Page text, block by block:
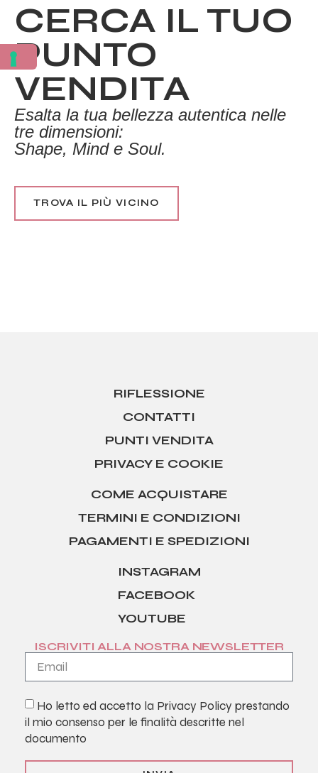
CERCA IL TUO
PUNTO
VENDITA
Esalta la tua bellezza autentica nelle
tre dimensioni:
Shape, Mind e Soul.
TROVA IL PIÙ VICINO
RIFLESSIONE
CONTATTI
PUNTI VENDITA
PRIVACY E COOKIE
COME ACQUISTARE
TERMINI E CONDIZIONI
PAGAMENTI E SPEDIZIONI
INSTAGRAM
FACEBOOK
YOUTUBE
ISCRIVITI ALLA NOSTRA NEWSLETTER
Ho letto ed accetto la Privacy Policy prestando
il mio consenso per le finalità descritte nel
documento